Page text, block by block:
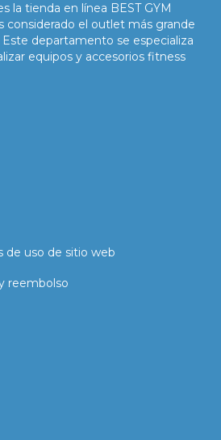
la tienda en línea BEST GYM
considerado el outlet más grande
departamento se especializa
equipos y accesorios fitness
de uso de sitio web
reembolso